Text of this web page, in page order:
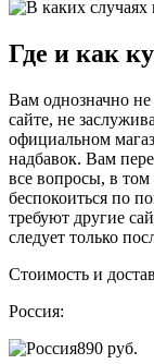
Где и как
Вам однозначно не
сайте, не
официальном
надбавок. Вам
все вопросы, в
беспокоиться по
требуют другие
следует только
Стоимость и
Россия:
890 руб.